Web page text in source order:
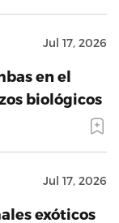
Jul 17, 2026
en el
biológicos
Jul 17, 2026
exóticos